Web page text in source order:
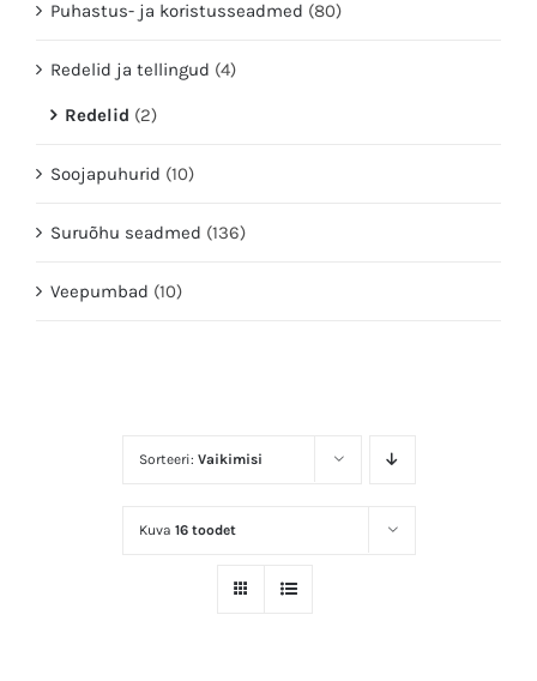
Sorteeri: Vaikimisi
Kuva 16 toodet
Puhastus- ja koristusseadmed (80)
Redelid ja tellingud (4)
Redelid (2)
Soojapuhurid (10)
Suruõhu seadmed (136)
Veepumbad (10)